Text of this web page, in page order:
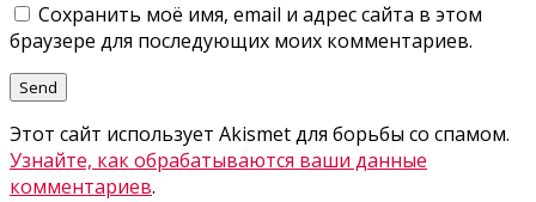
Сохранить моё имя, email и адрес сайта в этом
браузере для последующих моих комментариев.
Этот сайт использует Akismet для борьбы со спамом.
Узнайте, как обрабатываются ваши данные
комментариев.